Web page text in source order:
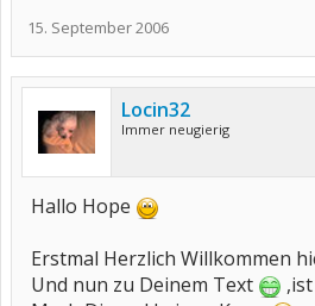
15. September 2006
Locin32
Immer neugierig
Hallo Hope
Erstmal Herzlich Willkommen
Und nun zu Deinem Text